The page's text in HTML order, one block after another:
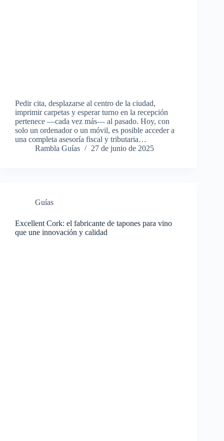
Pedir cita, desplazarse al centro de la ciudad,
imprimir carpetas y esperar turno en la recepción
pertenece —cada vez más— al pasado. Hoy, con
solo un ordenador o un móvil, es posible acceder a
una completa asesoría fiscal y tributaria…
Rambla Guías
27 de junio de 2025
Guías
Excellent Cork: el fabricante de tapones para vino
que une innovación y calidad